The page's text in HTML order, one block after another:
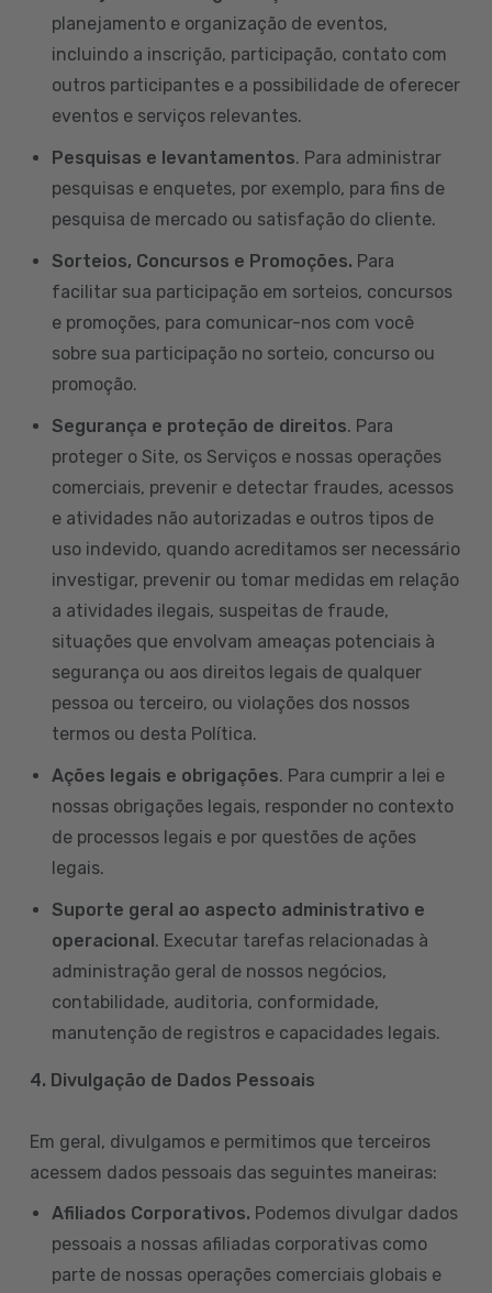
planejamento e organização de eventos,
incluindo a inscrição, participação, contato com
outros participantes e a possibilidade de oferecer
eventos e serviços relevantes.
Pesquisas e levantamentos. Para administrar
pesquisas e enquetes, por exemplo, para fins de
pesquisa de mercado ou satisfação do cliente.
Sorteios, Concursos e Promoções. Para
facilitar sua participação em sorteios, concursos
e promoções, para comunicar-nos com você
sobre sua participação no sorteio, concurso ou
promoção.
Segurança e proteção de direitos. Para
proteger o Site, os Serviços e nossas operações
comerciais, prevenir e detectar fraudes, acessos
e atividades não autorizadas e outros tipos de
uso indevido, quando acreditamos ser necessário
investigar, prevenir ou tomar medidas em relação
a atividades ilegais, suspeitas de fraude,
situações que envolvam ameaças potenciais à
segurança ou aos direitos legais de qualquer
pessoa ou terceiro, ou violações dos nossos
termos ou desta Política.
Ações legais e obrigações. Para cumprir a lei e
nossas obrigações legais, responder no contexto
de processos legais e por questões de ações
legais.
Suporte geral ao aspecto administrativo e
operacional. Executar tarefas relacionadas à
administração geral de nossos negócios,
contabilidade, auditoria, conformidade,
manutenção de registros e capacidades legais.
4. Divulgação de Dados Pessoais
Em geral, divulgamos e permitimos que terceiros
acessem dados pessoais das seguintes maneiras:
Afiliados Corporativos. Podemos divulgar dados
pessoais a nossas afiliadas corporativas como
parte de nossas operações comerciais globais e